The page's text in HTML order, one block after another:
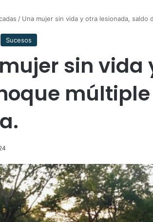
/ Una mujer sin vida y otra lesionada, saldo
Sucesos
sin